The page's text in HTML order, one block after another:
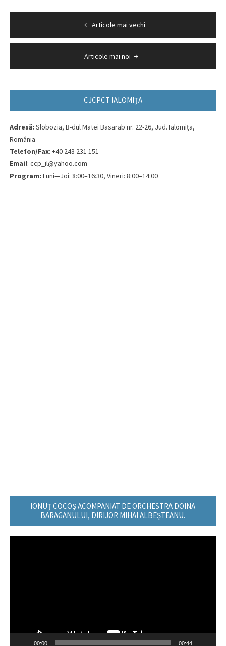
în
Articole mai vechi
Articole mai noi
CJCPCT IALOMIȚA
Adresă: Slobozia, B-dul Matei Basarab nr. 22-26, Jud. Ialomița,
România
Telefon/Fax: +40 243 231 151
Email: ccp_il@yahoo.com
Program: Luni—Joi: 8:00–16:30, Vineri: 8:00–14:00
IONUȚ COCOȘ ACOMPANIAT DE ORCHESTRA DOINA
BARAGANULUI, DIRIJOR MIHAI ALBEȘTEANU.
00:00 00:44